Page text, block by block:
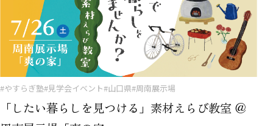
#やすらぎ塾#見学会イベント#山口県#周南展示場
「したい暮らしを見つける」素材えらび教室 ＠